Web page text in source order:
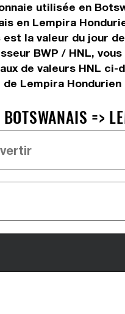
utilisée en
en Lempira
la valeur du jour
BWP / HNL,
de valeurs HNL
Lempira
=>